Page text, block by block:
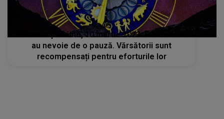
Horoscop mâine, 10 martie 2023: Fecioarele
au nevoie de o pauză. Vărsătorii sunt
recompensați pentru eforturile lor